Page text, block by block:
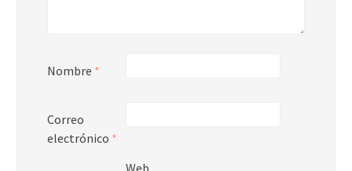
Nombre *
Correo
electrónico *